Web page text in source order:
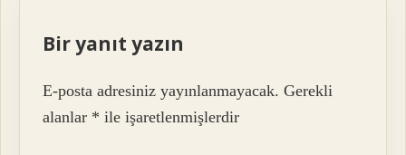
Bir yanıt yazın
E-posta adresiniz yayınlanmayacak. Gerekli
alanlar * ile işaretlenmişlerdir